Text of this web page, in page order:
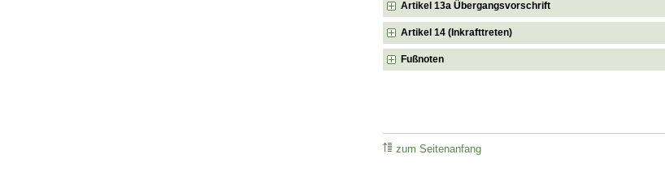
Artikel 13a Übergangsvorschrift
Artikel 14 (Inkrafttreten)
Fußnoten
zum Seitenanfang